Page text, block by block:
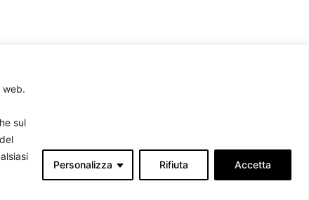
web.
sul
Personalizza Rifiuta Accetta